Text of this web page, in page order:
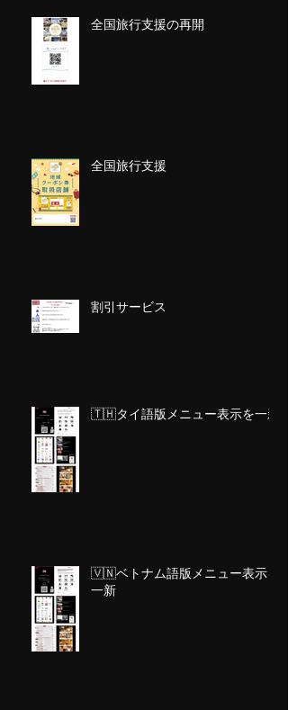
全国旅行支援の再開
全国旅行支援
割引サービス
🇹🇭タイ語版メニュー表示を一新
🇻🇳ベトナム語版メニュー表示を
一新